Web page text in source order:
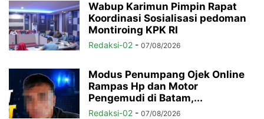
Wabup Karimun Pimpin Rapat
Koordinasi Sosialisasi pedoman
Montiroing KPK RI
Redaksi-02 - 07/08/2026
Modus Penumpang Ojek Online
Rampas Hp dan Motor
Pengemudi di Batam,...
Redaksi-02 - 07/08/2026